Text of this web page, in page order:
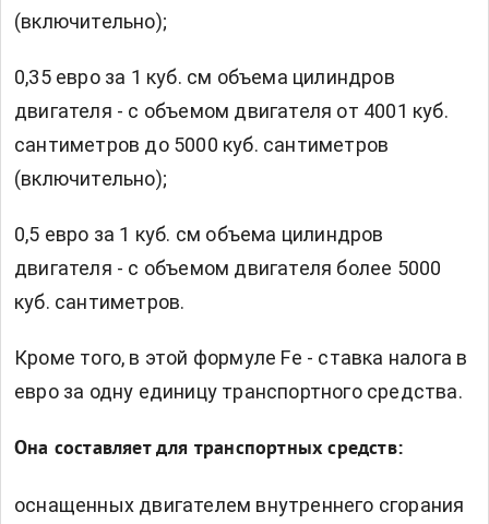
(включительно);
0,35 евро за 1 куб. см объема цилиндров
двигателя - с объемом двигателя от 4001 куб.
сантиметров до 5000 куб. сантиметров
(включительно);
0,5 евро за 1 куб. см объема цилиндров
двигателя - с объемом двигателя более 5000
куб. сантиметров.
Кроме того, в этой формуле Fе - ставка налога в
евро за одну единицу транспортного средства.
Она составляет для транспортных средств:
оснащенных двигателем внутреннего сгорания